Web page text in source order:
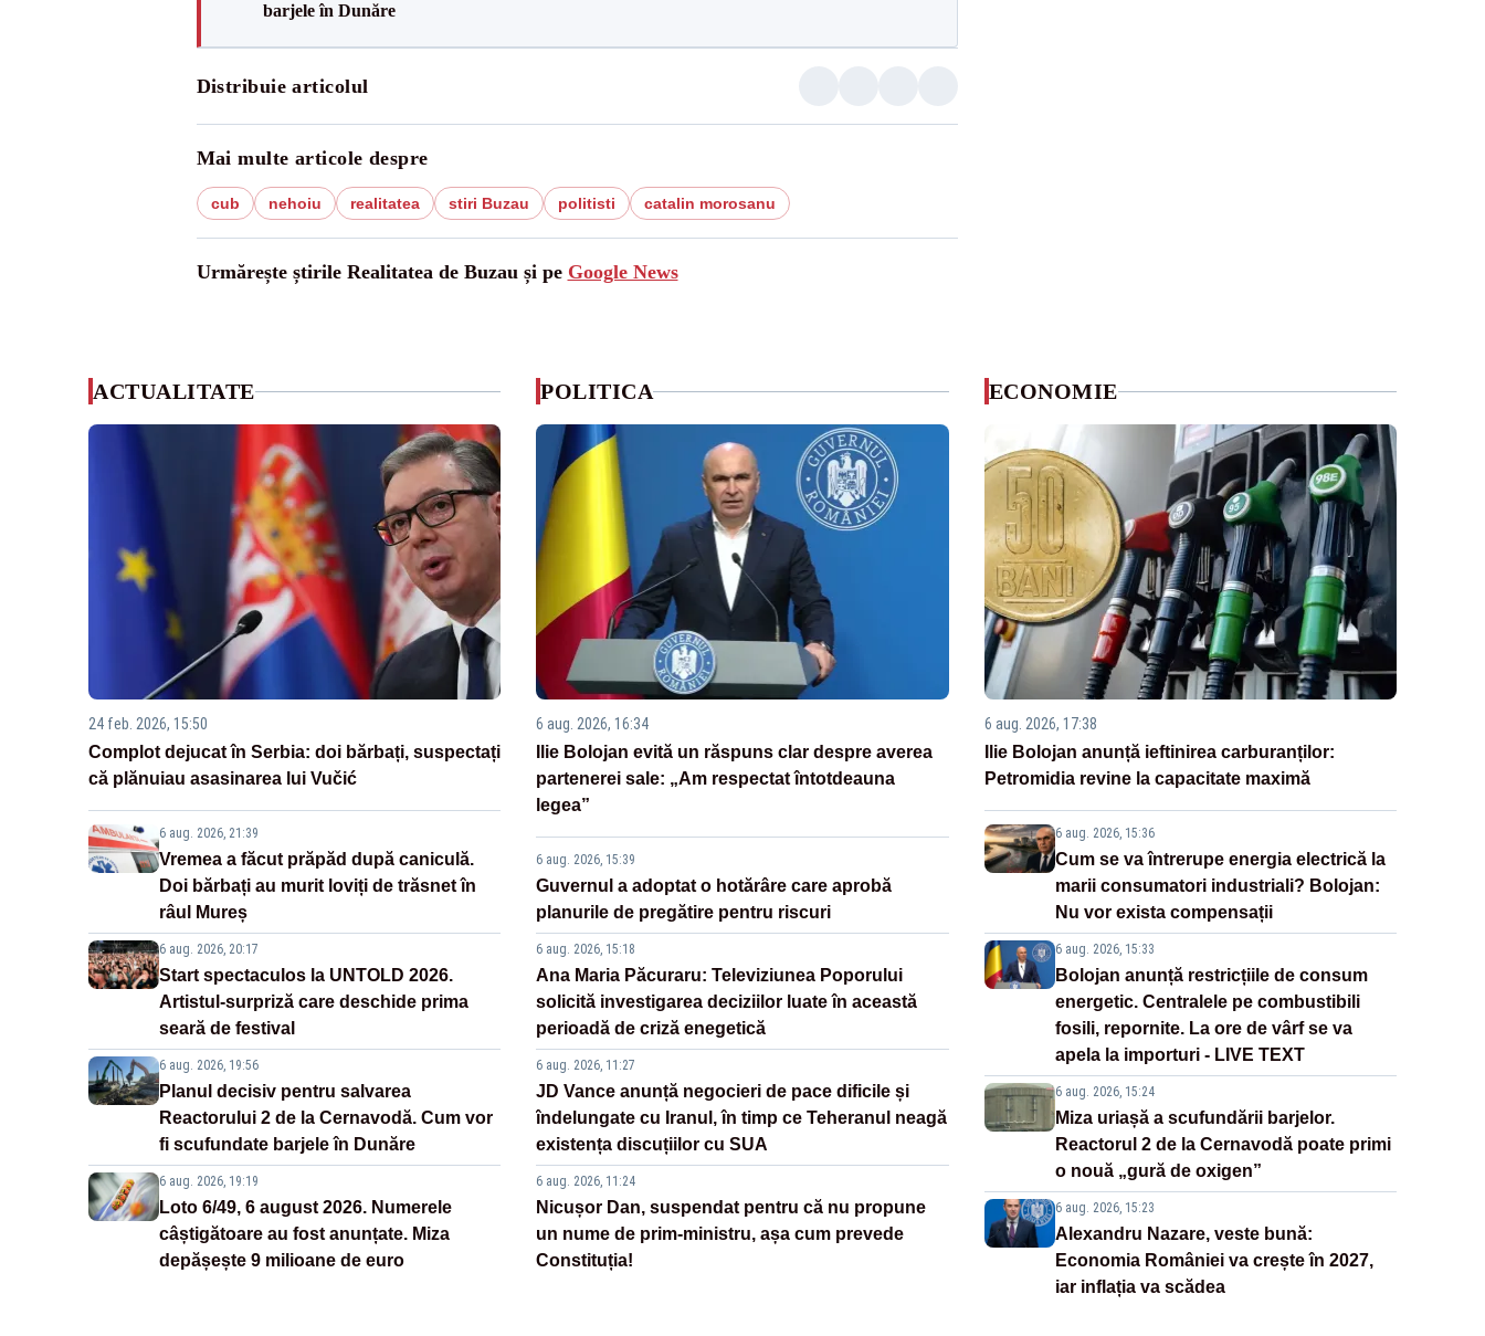
barjele în Dunăre
Distribuie articolul
Mai multe articole despre
cub nehoiu realitatea stiri Buzau politisti catalin morosanu
Urmărește știrile Realitatea de Buzau și pe Google News
ACTUALITATE
24 feb. 2026, 15:50
Complot dejucat în Serbia: doi bărbați, suspectați
că plănuiau asasinarea lui Vučić
6 aug. 2026, 21:39
Vremea a făcut prăpăd după caniculă.
Doi bărbați au murit loviți de trăsnet în
râul Mureș
6 aug. 2026, 20:17
Start spectaculos la UNTOLD 2026.
Artistul-surpriză care deschide prima
seară de festival
6 aug. 2026, 19:56
Planul decisiv pentru salvarea
Reactorului 2 de la Cernavodă. Cum vor
fi scufundate barjele în Dunăre
6 aug. 2026, 19:19
Loto 6/49, 6 august 2026. Numerele
câștigătoare au fost anunțate. Miza
depășește 9 milioane de euro
POLITICA
6 aug. 2026, 16:34
Ilie Bolojan evită un răspuns clar despre averea
partenerei sale: „Am respectat întotdeauna
legea”
6 aug. 2026, 15:39
Guvernul a adoptat o hotărâre care aprobă
planurile de pregătire pentru riscuri
6 aug. 2026, 15:18
Ana Maria Păcuraru: Televiziunea Poporului
solicită investigarea deciziilor luate în această
perioadă de criză enegetică
6 aug. 2026, 11:27
JD Vance anunță negocieri de pace dificile și
îndelungate cu Iranul, în timp ce Teheranul neagă
existența discuțiilor cu SUA
6 aug. 2026, 11:24
Nicușor Dan, suspendat pentru că nu propune
un nume de prim-ministru, așa cum prevede
Constituția!
ECONOMIE
6 aug. 2026, 17:38
Ilie Bolojan anunță ieftinirea carburanților:
Petromidia revine la capacitate maximă
6 aug. 2026, 15:36
Cum se va întrerupe energia electrică la
marii consumatori industriali? Bolojan:
Nu vor exista compensații
6 aug. 2026, 15:33
Bolojan anunță restricțiile de consum
energetic. Centralele pe combustibili
fosili, repornite. La ore de vârf se va
apela la importuri - LIVE TEXT
6 aug. 2026, 15:24
Miza uriașă a scufundării barjelor.
Reactorul 2 de la Cernavodă poate primi
o nouă „gură de oxigen”
6 aug. 2026, 15:23
Alexandru Nazare, veste bună:
Economia României va crește în 2027,
iar inflația va scădea